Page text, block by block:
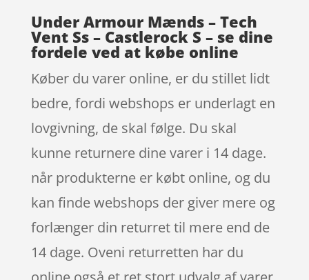
Under Armour Mænds – Tech
Vent Ss – Castlerock S – se dine
fordele ved at købe online
Køber du varer online, er du stillet lidt
bedre, fordi webshops er underlagt en
lovgivning, de skal følge. Du skal
kunne returnere dine varer i 14 dage.
når produkterne er købt online, og du
kan finde webshops der giver mere og
forlænger din returret til mere end de
14 dage. Oveni returretten har du